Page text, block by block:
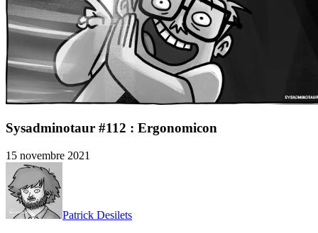
Sysadminotaur #112 : Ergonomicon
15 novembre 2021
Patrick Desilets